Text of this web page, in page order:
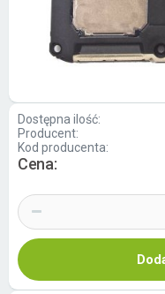
Dostępna ilość:
Producent:
Kod producenta:
Cena: